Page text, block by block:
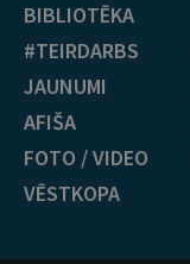
BIBLIOTĒKA
#TEIRDARBS
JAUNUMI
AFIŠA
FOTO / VIDEO
VĒSTKOPA